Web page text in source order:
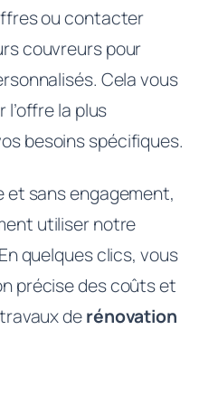
ou contacter
couvreurs pour
Cela vous
la plus
besoins spécifiques.
et sans engagement,
utiliser notre
quelques clics, vous
précise des coûts et
derénovation